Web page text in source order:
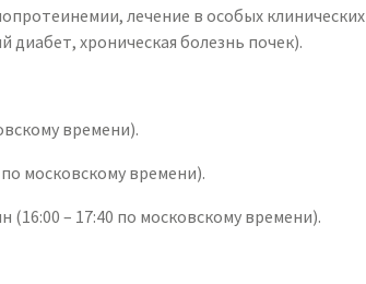
лечение в особых клинических
хроническая болезнь почек).
времени).
московскому времени).
(16:00 – 17:40 по московскому времени).